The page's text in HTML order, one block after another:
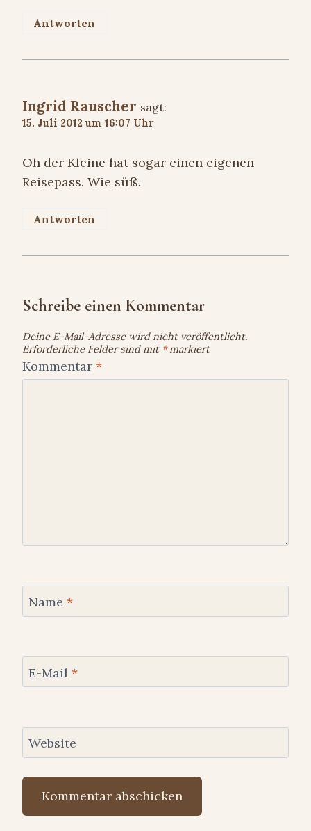
Antworten
Ingrid Rauscher sagt:
15. Juli 2012 um 16:07 Uhr
Oh der Kleine hat sogar einen eigenen
Reisepass. Wie süß.
Antworten
Schreibe einen Kommentar
Deine E-Mail-Adresse wird nicht veröffentlicht.
Erforderliche Felder sind mit *markiert
Kommentar *
Name *
E-Mail *
Website